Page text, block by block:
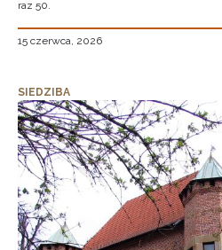
raz 50.
15 czerwca, 2026
SIEDZIBA